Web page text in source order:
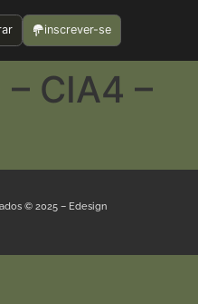
inscrever-se
– CIA4 –
© 2025 – Edesign